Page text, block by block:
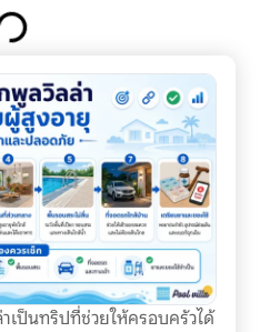
เป็นทริปที่ช่วยให้ครอบครัวได้